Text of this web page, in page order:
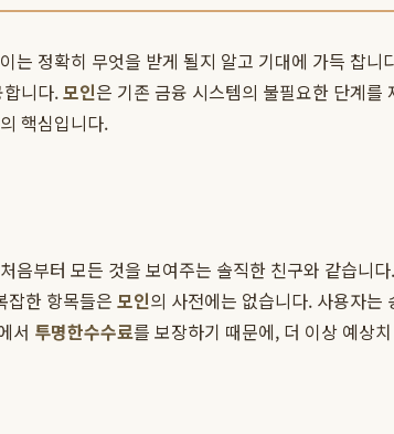
는 정확히 무엇을 받게 될지 알고 기대에 가득 찹니
니다.모인은 기존 금융 시스템의 불필요한 단계
핵심입니다.
음부터 모든 것을 보여주는 솔직한 친구와 같습니다.
잡한 항목들은 모인의 사전에는 없습니다. 사용자는
서 투명한수수료를 보장하기 때문에, 더 이상 예상